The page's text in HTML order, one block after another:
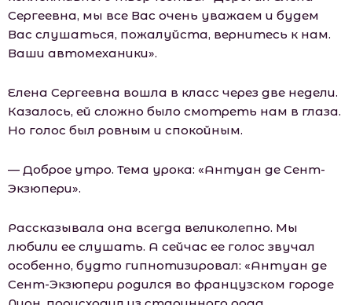
Сергеевна, мы все Вас очень уважаем и будем
Вас слушаться, пожалуйста, вернитесь к нам.
Ваши автомеханики».
Елена Сергеевна вошла в класс через две недели.
Казалось, ей сложно было смотреть нам в глаза.
Но голос был ровным и спокойным.
— Доброе утро. Тема урока: «Антуан де Сент-
Экзюпери».
Рассказывала она всегда великолепно. Мы
любили ее слушать. А сейчас ее голос звучал
особенно, будто гипнотизировал: «Антуан де
Сент-Экзюпери родился во французском городе